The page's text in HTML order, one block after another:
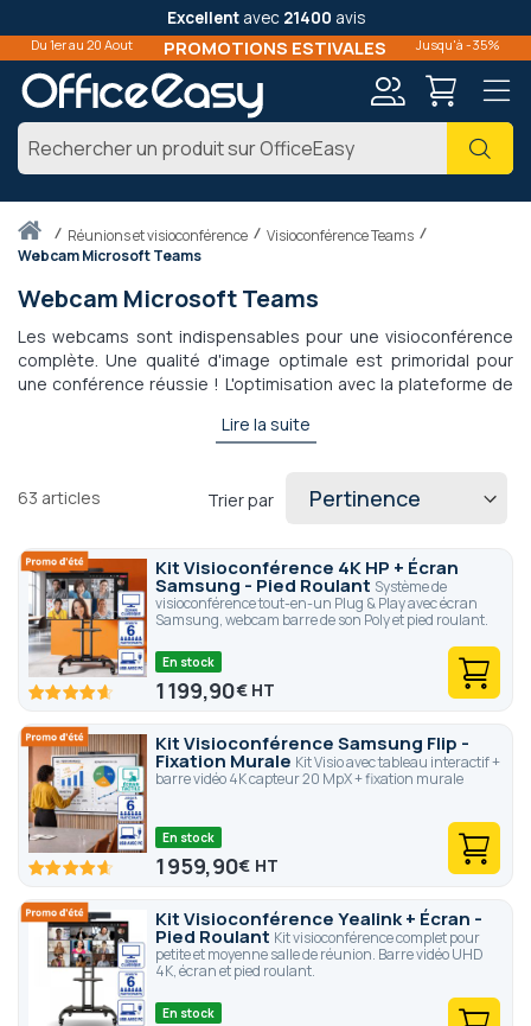
Excellentavec 21400 avis
Du 1er au 20 Aout PROMOTIONS ESTIVALES Jusqu'à -35%
Accueilréunions et visioconférence
Visioconférence Teams
Webcam Microsoft Teams
Webcam Microsoft Teams
Les webcams sont indispensables pour une visioconférence
complète. Une qualité d'image optimale est primoridal pour
une conférence réussie ! L'optimisation avec la plateforme de
temps et l'utilisation est facilitée. Votre visioconférence
Lire la suite
63 articles Trier par
Kit Visioconférence 4K HP + Écran
Samsung - Pied Roulant Système de
visioconférence tout-en-un Plug & Play avec écran
Samsung, webcam barre de son Poly et pied roulant.
92.6100
En stock
1 199,90€
Kit Visioconférence Samsung Flip -
Fixation Murale Kit Visio avec tableau interactif +
barre vidéo 4K capteur 20 MpX + fixation murale
92.4100
En stock
1 959,90€
Kit Visioconférence Yealink + Écran -
Pied Roulant Kit visioconférence complet pour
petite et moyenne salle de réunion. Barre vidéo UHD
4K, écran et pied roulant.
En stock